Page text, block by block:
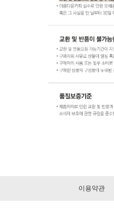
이용약관